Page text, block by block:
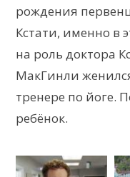
рождения
Кстати, именно в
на роль доктора
МакГинли
тренере по йоге.
ребёнок.